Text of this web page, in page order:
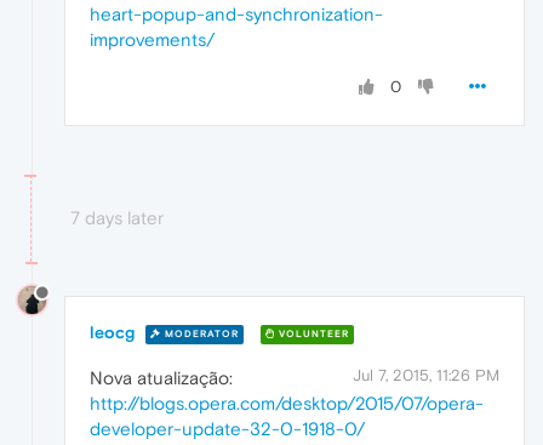
heart-popup-and-synchronization-
improvements/
0
7 days later
leocg MODERATOR VOLUNTEER
Jul 7, 2015, 11:26 PM
Nova atualização:
http://blogs.opera.com/desktop/2015/07/opera-
developer-update-32-0-1918-0/